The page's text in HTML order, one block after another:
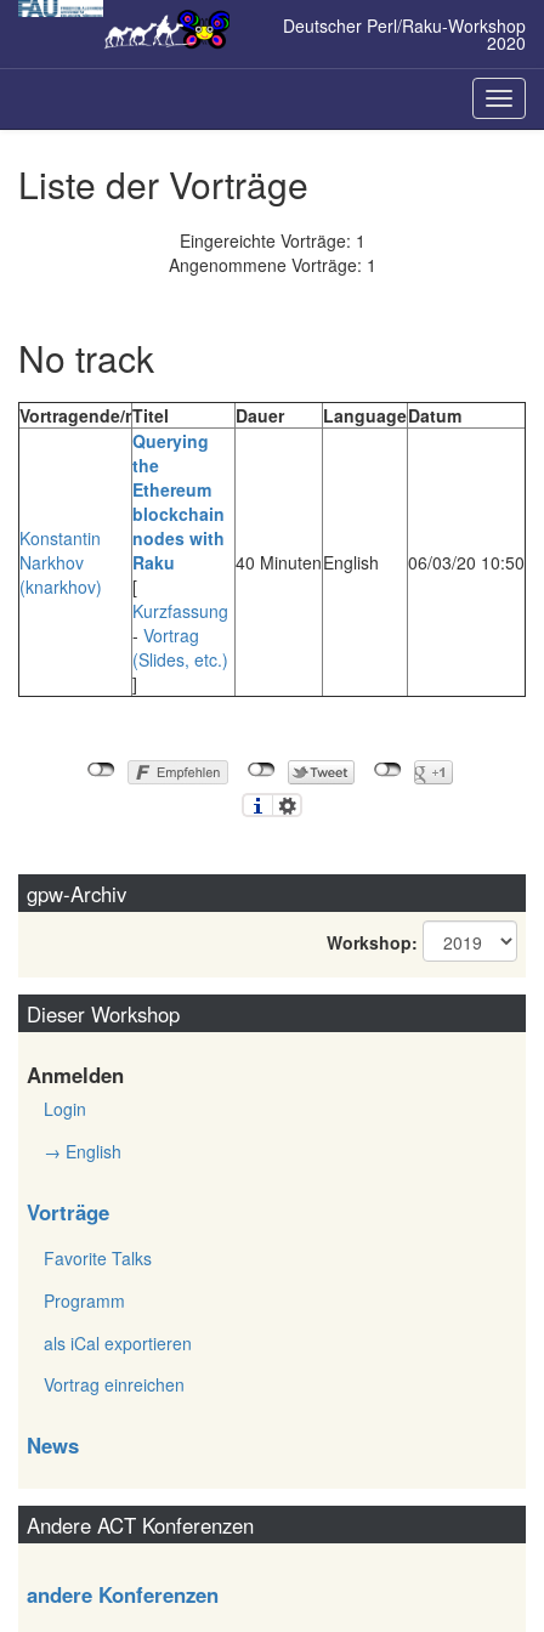
Zum
Deutscher Perl/Raku-Workshop
2020
ein-/
Liste der Vorträge
Eingereichte Vorträge: 1
Angenommene Vorträge: 1
No track
Vortragende/rTitel Dauer LanguageDatum
Konstantin
Narkhov
(‎knarkhov‎)
‎Querying
the
Ethereum
blockchain
nodes with
Raku‎
[
Kurzfassung
- Vortrag
(Slides, etc.)
]
40 MinutenEnglish 06/03/20 10:50
gpw-Archiv
Workshop:
Dieser Workshop
Anmelden
Login
→ English
Vorträge
Favorite Talks
Programm
als iCal exportieren
Vortrag einreichen
News
Andere ACT Konferenzen
andere Konferenzen